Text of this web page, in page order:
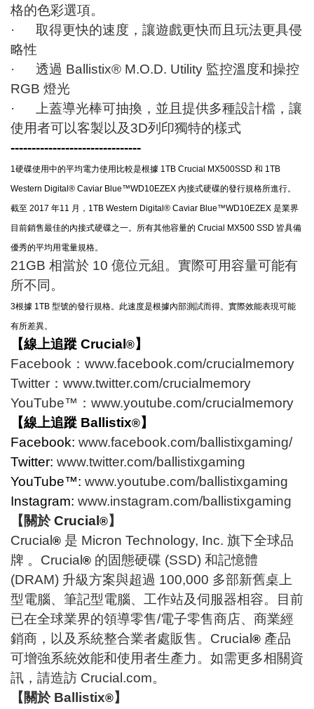
格的色彩選項。
· 取得更快的速度，讓遊戲更快而且玩法更具侵
略性
· 透過 Ballistix® M.O.D. Utility 監控溫度和操控
RGB 燈光
· 上蓋導光棒可抽換，並且提供多種設計檔，讓
使用者可以客製以及3D列印獨特的樣式
-------------------------------
1硬碟使用中的平均電力使用比較是根據 1TB Crucial MX500SSD 和 1TB
Western Digital® Caviar Blue™WD10EZEX 內接式硬碟的發行規格所進行。
截至 2017 年11 月，1TB Western Digital® Caviar Blue™WD10EZEX 是業界
目前銷售最佳的內接式硬碟之一。所有其他容量的 Crucial MX500 SSD 皆具備
優秀的平均用電量規格。
21GB 相當於 10 億位元組。實際可用容量可能有
所不同。
3根據 1TB 型號的發行規格。此速度是根據內部測試而得。實際效能表現可能
有所差異。
【線上追蹤 Crucial ®】
Facebook： www.facebook.com/crucialmemory
Twitter： www.twitter.com/crucialmemory
YouTube™： www.youtube.com/crucialmemory
【線上追蹤 Ballistix®】
Facebook: www.facebook.com/ballistixgaming/
Twitter: www.twitter.com/ballistixgaming
YouTube™: www.youtube.com/ballistixgaming
Instagram: www.instagram.com/ballistixgaming
【關於 Crucial ®】
Crucial ® 是 Micron Technology, Inc. 旗下全球品
牌 。Crucial ® 的固態硬碟 (SSD) 和記憶體
(DRAM) 升級方案與超過 100,000 多部新舊桌上
型電腦、筆記型電腦、工作站及伺服器相容。目前
已在全球業界的領導零售/電子零售商店、商業經
銷商，以及系統整合業者處販售。Crucial ® 產品
可增強系統效能和使用者生產力。如需更多相關資
訊，請造訪 Crucial.com。
【關於 Ballistix®】